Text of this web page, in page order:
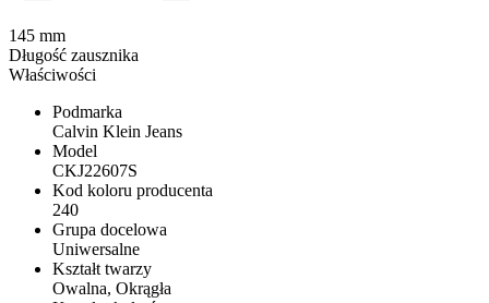
Właściwości
Podmarka
Calvin Klein Jeans
Model
CKJ22607S
Kod koloru producenta
240
Grupa docelowa
Uniwersalne
Kształt twarzy
Owalna, Okrągła
145 mm
Długość zausznika